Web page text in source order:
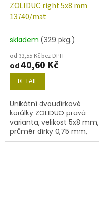
ZOLIDUO right 5x8 mm
13740/mat
skladem (329 pkg.)
od 33,55 Kč bez DPH
od40,60 Kč
DETAIL
Unikátní dvoudírkové
korálky ZOLIDUO pravá
varianta, velikost 5x8 mm,
průměr dírky 0,75 mm,
obsah balení 20 ks nebo